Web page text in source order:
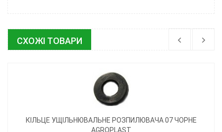
СХОЖІ ТОВАРИ
КІЛЬЦЕ УЩІЛЬНЮВАЛЬНЕ РОЗПИЛЮВАЧА 07 ЧОРНЕ
AGROPLAST